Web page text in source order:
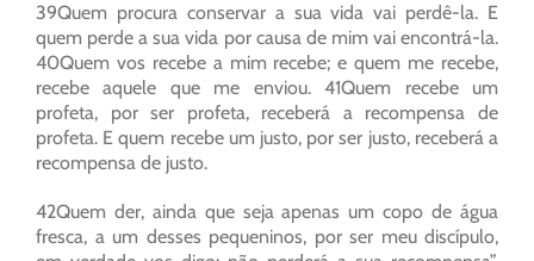
39Quem procura conservar a sua vida vai perdê-la. E
quem perde a sua vida por causa de mim vai encontrá-la.
40Quem vos recebe a mim recebe; e quem me recebe,
recebe aquele que me enviou. 41Quem recebe um
profeta, por ser profeta, receberá a recompensa de
profeta. E quem recebe um justo, por ser justo, receberá a
recompensa de justo.
42Quem der, ainda que seja apenas um copo de água
fresca, a um desses pequeninos, por ser meu discípulo,